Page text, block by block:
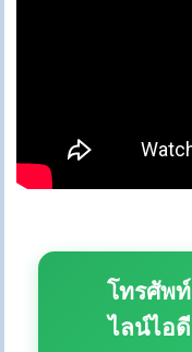
โทรศัพท์
ไลน์ไอดี